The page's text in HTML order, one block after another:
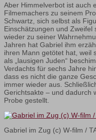
Aber Himmelverbot ist auch
Filmemachers zu seinem
Schwartz, sich selbst als
Einschätzungen und
wieder zu seiner
Jahren hat Gabriel ihm
ihren Mann getötet hat, weil
als „lausigen Juden“
Verdachts für sechs Jahre
dass es nicht die ganze
immer wieder aus.
Gerichtsakte – und dadurch
Probe gestellt.
Gabriel im Zug (c) W-film /